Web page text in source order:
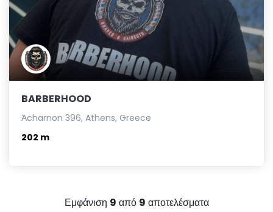
BARBERHOOD
Ἀcharnon 396, Athens, Greece
202 m
Εμφάνιση 9 από 9 αποτελέσματα